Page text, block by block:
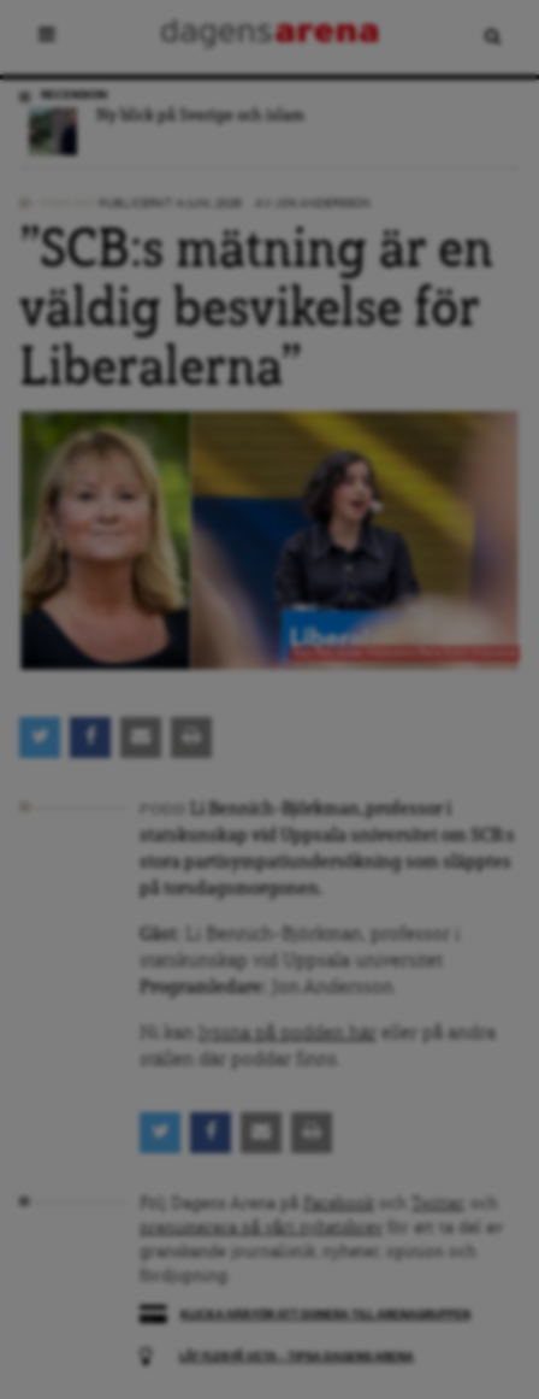
RECENSION
Ny blick på Sverige och islam
”SCB:s mätning är en
väldig besvikelse för
Liberalerna”
Li Bennich-Björkman, professor i
statskunskap vid Uppsala universitet om SCB:s
stora partisympatiundersökning som släpptes
på torsdagsmorgonen.
Gäst:
Li Bennich-Björkman, professor i
statskunskap vid Uppsala universitet
Programledare:
Jon Andersson
Ni kan lyssna på podden här eller på andra
ställen där poddar finns.
Följ Dagens Arena på Facebook och Twitter , och
prenumerera på vårt nyhetsbrev
för att ta del av
granskande journalistik, nyheter, opinion och
fördjupning.
KLICKA HÄR FÖR ATT DONERA TILL ARENAGRUPPEN